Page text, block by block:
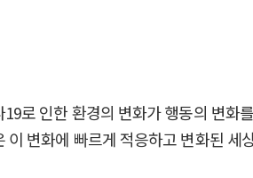
로 인한 환경의 변화가 행동의 변화
변화에 빠르게 적응하고 변화된